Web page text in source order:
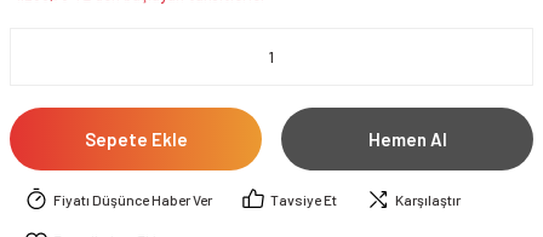
Sepete Ekle Hemen Al
Fiyatı Düşünce Haber Ver Tavsiye Et Karşılaştır